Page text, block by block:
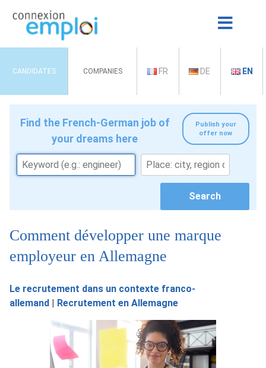
CANDIDATES COMPANIES FR DE EN
Publish your
offer now
Find the French-German job of
your dreams here
Comment développer une marque
employeur en Allemagne
Le recrutement dans un contexte franco-
allemand | Recrutement en Allemagne